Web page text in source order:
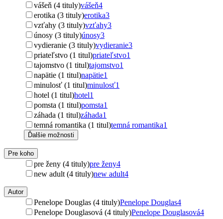
vášeň (4 tituly)vášeň4
erotika (3 tituly)erotika3
vzťahy (3 tituly)vzťahy3
únosy (3 tituly)únosy3
vydieranie (3 tituly)vydieranie3
priateľstvo (1 titul)priateľstvo1
tajomstvo (1 titul)tajomstvo1
napätie (1 titul)napätie1
minulosť (1 titul)minulosť1
hotel (1 titul)hotel1
pomsta (1 titul)pomsta1
záhada (1 titul)záhada1
temná romantika (1 titul)temná romantika1
Ďalšie možnosti
Pre koho
pre ženy (4 tituly)pre ženy4
new adult (4 tituly)new adult4
Autor
Penelope Douglas (4 tituly)Penelope Douglas4
Penelope Douglasová (4 tituly)Penelope Douglasová4